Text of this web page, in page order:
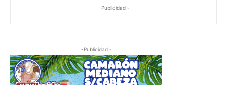
- Publicidad -
-Publicidad -